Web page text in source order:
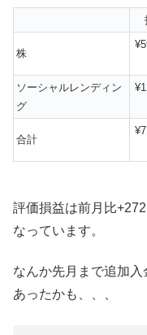
株
ソーシャルレンディン
グ
合計
評価損益は前月比
なっています。
なんか先月まで追加
あったかも、、、